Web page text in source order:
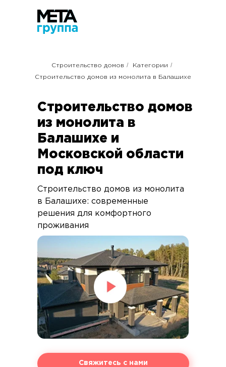
Строительство домов / Категории /
Строительство домов из монолита в Балашихе
Строительство домов
из монолита в
Балашихе и
Московской области
под ключ
Строительство домов из монолита
в Балашихе: современные
решения для комфортного
проживания
Свяжитесь с нами